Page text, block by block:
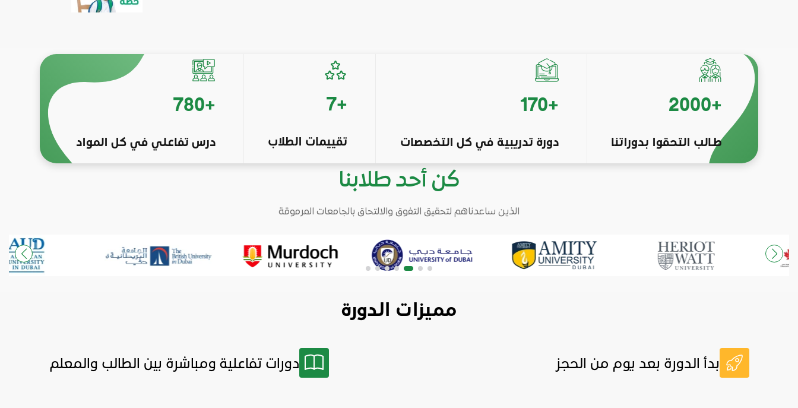
+
2000
طـالب التحقوا بدوراتنا
+
170
دورة تدريبية في كل التخصصات
+
7
تقييمات الطلاب
+
780
درس تفاعلي في كل المواد
كن أحد طلابنا
الذين ساعدناهم لتحقيق التفوق والالتحاق بالجامعات المرموقة
مميزات الدورة
بدأ الدورة بعد يوم من الحجز دورات تفاعلية ومباشرة بين الطالب والمعلم